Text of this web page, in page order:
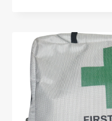
BARANG-
BARANG
YANG
WAJIB
ADA
DIDALAM
KOTAK